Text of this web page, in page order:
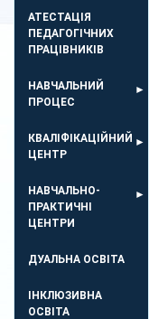
АТЕСТАЦІЯ
ПЕДАГОГІЧНИХ
ПРАЦІВНИКІВ
НАВЧАЛЬНИЙ
ПРОЦЕС
КВАЛІФІКАЦІЙНИЙ
ЦЕНТР
НАВЧАЛЬНО-
ПРАКТИЧНІ
ЦЕНТРИ
ДУАЛЬНА ОСВІТА
ІНКЛЮЗИВНА
ОСВІТА